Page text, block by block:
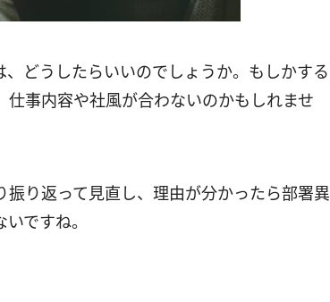
どうしたらいいのでしょうか。もしかする
事内容や社風が合わないのかもしれませ
り返って見直し、理由が分かったら部署異
ですね。